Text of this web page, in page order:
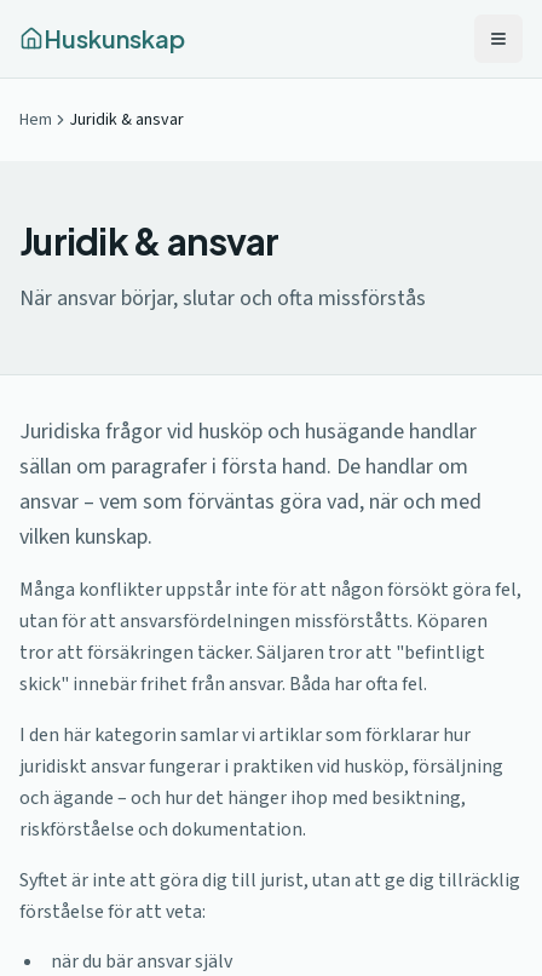
Huskunskap
Hem Juridik & ansvar
Juridik & ansvar
När ansvar börjar, slutar och ofta missförstås
Juridiska frågor vid husköp och husägande handlar
sällan om paragrafer i första hand. De handlar om
ansvar – vem som förväntas göra vad, när och med
vilken kunskap.
Många konflikter uppstår inte för att någon försökt göra fel,
utan för att ansvarsfördelningen missförståtts. Köparen
tror att försäkringen täcker. Säljaren tror att "befintligt
skick" innebär frihet från ansvar. Båda har ofta fel.
I den här kategorin samlar vi artiklar som förklarar hur
juridiskt ansvar fungerar i praktiken vid husköp, försäljning
och ägande – och hur det hänger ihop med besiktning,
riskförståelse och dokumentation.
Syftet är inte att göra dig till jurist, utan att ge dig tillräcklig
förståelse för att veta:
när du bär ansvar själv